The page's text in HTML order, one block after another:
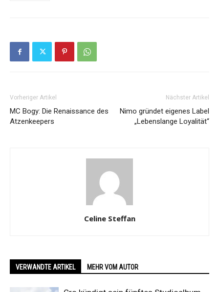
Vorheriger Artikel
MC Bogy: Die Renaissance des
Atzenkeepers
Nächster Artikel
Nimo gründet eigenes Label
„Lebenslange Loyalität“
Celine Steffan
VERWANDTE ARTIKEL MEHR VOM AUTOR